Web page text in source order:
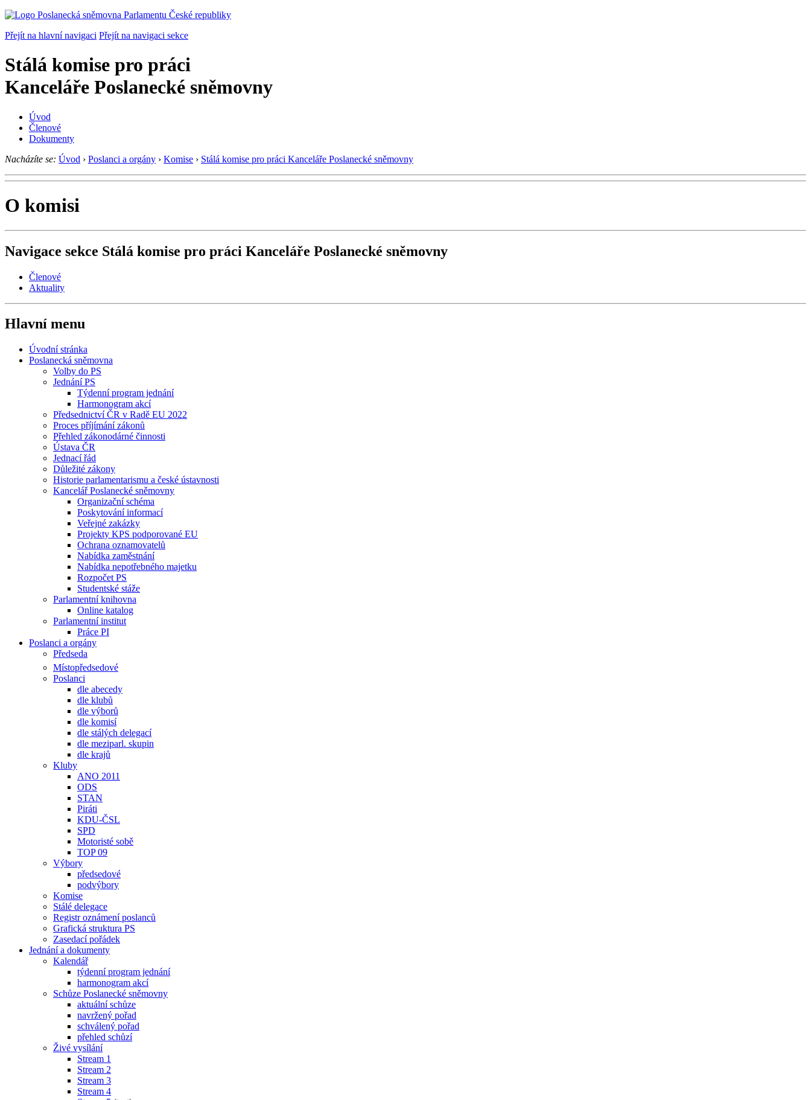
Přejít na hlavní navigaci Přejít na navigaci sekce
Stálá komise pro práci
Kanceláře Poslanecké sněmovny
Úvod
Členové
Dokumenty
Nacházíte se: Úvod › Poslanci a orgány › Komise › Stálá komise pro práci Kanceláře Poslanecké sněmovny
O komisi
Navigace sekce Stálá komise pro práci Kanceláře Poslanecké sněmovny
Členové
Aktuality
Hlavní menu
Úvodní stránka
Poslanecká sněmovna
Volby do PS
Jednání PS
Týdenní program jednání
Harmonogram akcí
Předsednictví ČR v Radě EU 2022
Proces příjímání zákonů
Přehled zákonodárné činnosti
Ústava ČR
Jednací řád
Důležité zákony
Historie parlamentarismu a české ústavnosti
Kancelář Poslanecké sněmovny
Organizační schéma
Poskytování informací
Veřejné zakázky
Projekty KPS podporované EU
Ochrana oznamovatelů
Nabídka zaměstnání
Nabídka nepotřebného majetku
Rozpočet PS
Studentské stáže
Parlamentní knihovna
Online katalog
Parlamentní institut
Práce PI
Poslanci a orgány
Předseda
Místopředsedové
Poslanci
dle abecedy
dle klubů
dle výborů
dle komisí
dle stálých delegací
dle meziparl. skupin
dle krajů
Kluby
ANO 2011
ODS
STAN
Piráti
KDU-ČSL
SPD
Motoristé sobě
TOP 09
Výbory
předsedové
podvýbory
Komise
Stálé delegace
Registr oznámení poslanců
Grafická struktura PS
Zasedací pořádek
Jednání a dokumenty
Kalendář
týdenní program jednání
harmonogram akcí
Schůze Poslanecké sněmovny
aktuální schůze
navržený pořad
schválený pořad
přehled schůzí
Živé vysílání
Stream 1
Stream 2
Stream 3
Stream 4